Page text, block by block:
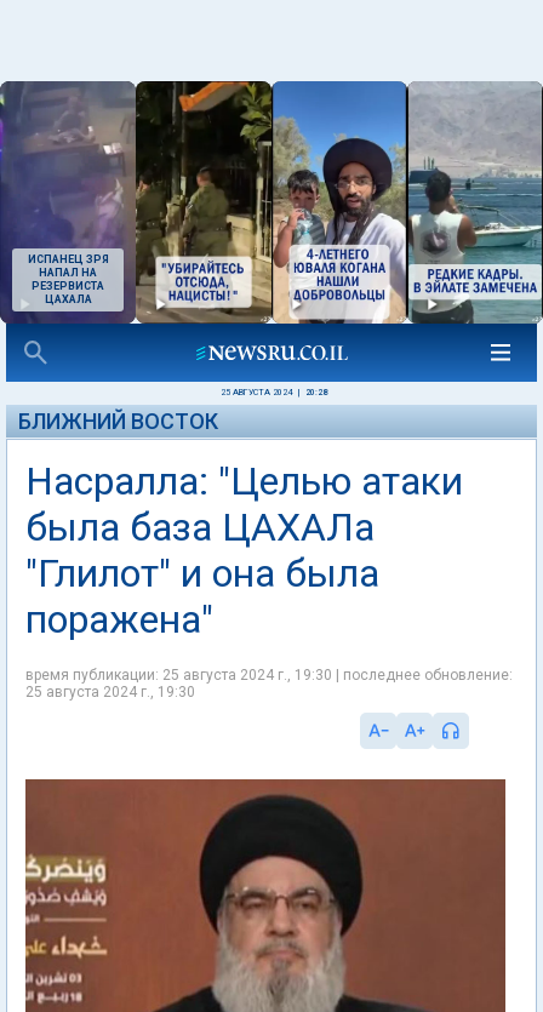
ИСПАНЕЦ ЗРЯ
НАПАЛ НА
РЕЗЕРВИСТА
ЦАХАЛА
25 АВГУСТА 2024 20:28
БЛИЖНИЙ ВОСТОК
Насралла: "Целью атаки
была база ЦАХАЛа
"Глилот" и она была
поражена"
время публикации: 25 августа 2024 г., 19:30 | последнее обновление:
25 августа 2024 г., 19:30